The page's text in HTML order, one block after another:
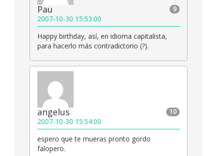
9
Pau
2007-10-30 15:53:00
Happy birthday, así, en idioma capitalista,
para hacerlo más contradictorio (?).
10
angelus
2007-10-30 15:54:00
espero que te mueras pronto gordo
falopero.